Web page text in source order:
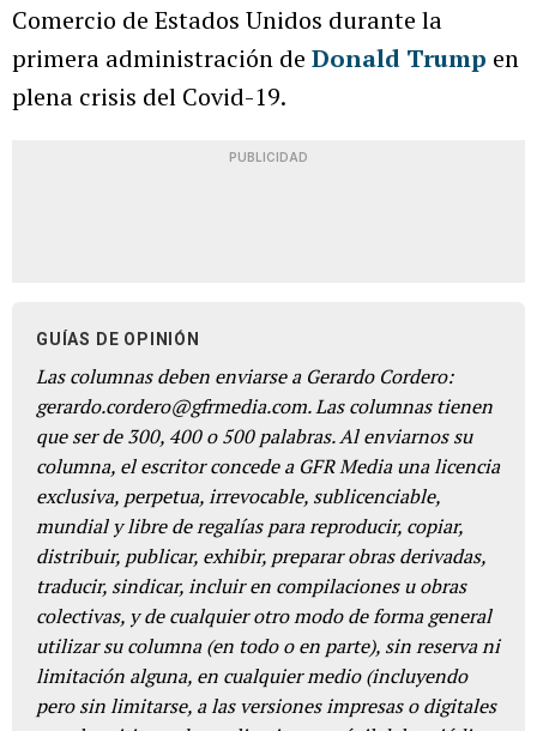
Comercio de Estados Unidos durante la
primera administración de Donald Trump en
plena crisis del Covid-19.
PUBLICIDAD
GUÍAS DE OPINIÓN
Las columnas deben enviarse a Gerardo Cordero:
gerardo.cordero@gfrmedia.com. Las columnas tienen
que ser de 300, 400 o 500 palabras. Al enviarnos su
columna, el escritor concede a GFR Media una licencia
exclusiva, perpetua, irrevocable, sublicenciable,
mundial y libre de regalías para reproducir, copiar,
distribuir, publicar, exhibir, preparar obras derivadas,
traducir, sindicar, incluir en compilaciones u obras
colectivas, y de cualquier otro modo de forma general
utilizar su columna (en todo o en parte), sin reserva ni
limitación alguna, en cualquier medio (incluyendo
pero sin limitarse, a las versiones impresas o digitales